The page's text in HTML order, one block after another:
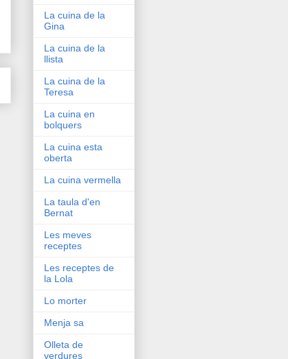
La cuina de la
Gina
La cuina de la
llista
La cuina de la
Teresa
La cuina en
bolquers
La cuina esta
oberta
La cuina vermella
La taula d'en
Bernat
Les meves
receptes
Les receptes de
la Lola
Lo morter
Menja sa
Olleta de
verdures